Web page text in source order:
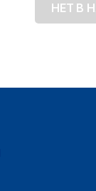
НЕТ В